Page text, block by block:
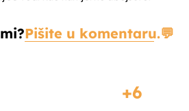
Pišite u komentaru.
6